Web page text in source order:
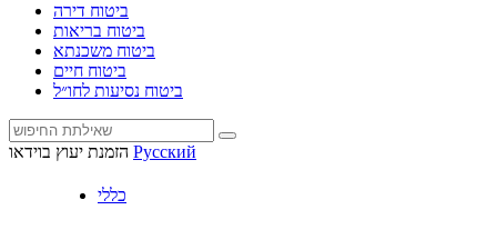
ביטוח דירה
ביטוח בריאות
ביטוח משכנתא
ביטוח חיים
ביטוח נסיעות לחו״ל
הזמנת יעוץ בוידאו Русский
כללי